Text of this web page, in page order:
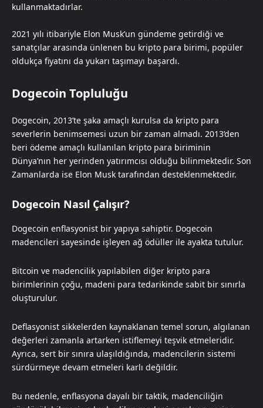
kullanmaktadırlar.
2021 yılı itibariyle Elon Musk’un gündeme getirdiği ve
sanatçılar arasında ünlenen bu kripto para birimi, popüler
oldukça fiyatını da yukarı taşımayı başardı.
Dogecoin Topluluğu
Dogecoin, 2013’te şaka amaçlı kurulsa da kripto para
severlerin benimsemesi uzun bir zaman almadı. 2013’den
beri ödeme amaçlı kullanılan kripto para biriminin
Dünya’nın her yerinden yatırımcısı olduğu bilinmektedir. Son
Zamanlarda ise Elon Musk tarafından desteklenmektedir.
Dogecoin Nasıl Çalışır?
Dogecoin enflasyonist bir yapıya sahiptir. Dogecoin
madencileri sayesinde işleyen ağ ödüller ile ayakta tutulur.
Bitcoin ve madencilik yapılabilen diğer kripto para
birimlerinin çoğu, madeni para tedarikinde sabit bir sınırla
oluşturulur.
Deflasyonist sikkelerden kaynaklanan temel sorun, algılanan
değerleri zamanla artarken istiflemeyi teşvik etmeleridir.
Ayrıca, sert bir sınıra ulaşıldığında, madencilerin sistemi
sürdürmeye devam etmeleri karlı değildir.
Bu nedenle, enflasyona dayalı bir taktik, madenciliğin